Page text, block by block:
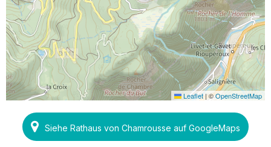
Leaflet|©OpenStreetMap
Siehe Rathaus von Chamrousse auf GoogleMaps